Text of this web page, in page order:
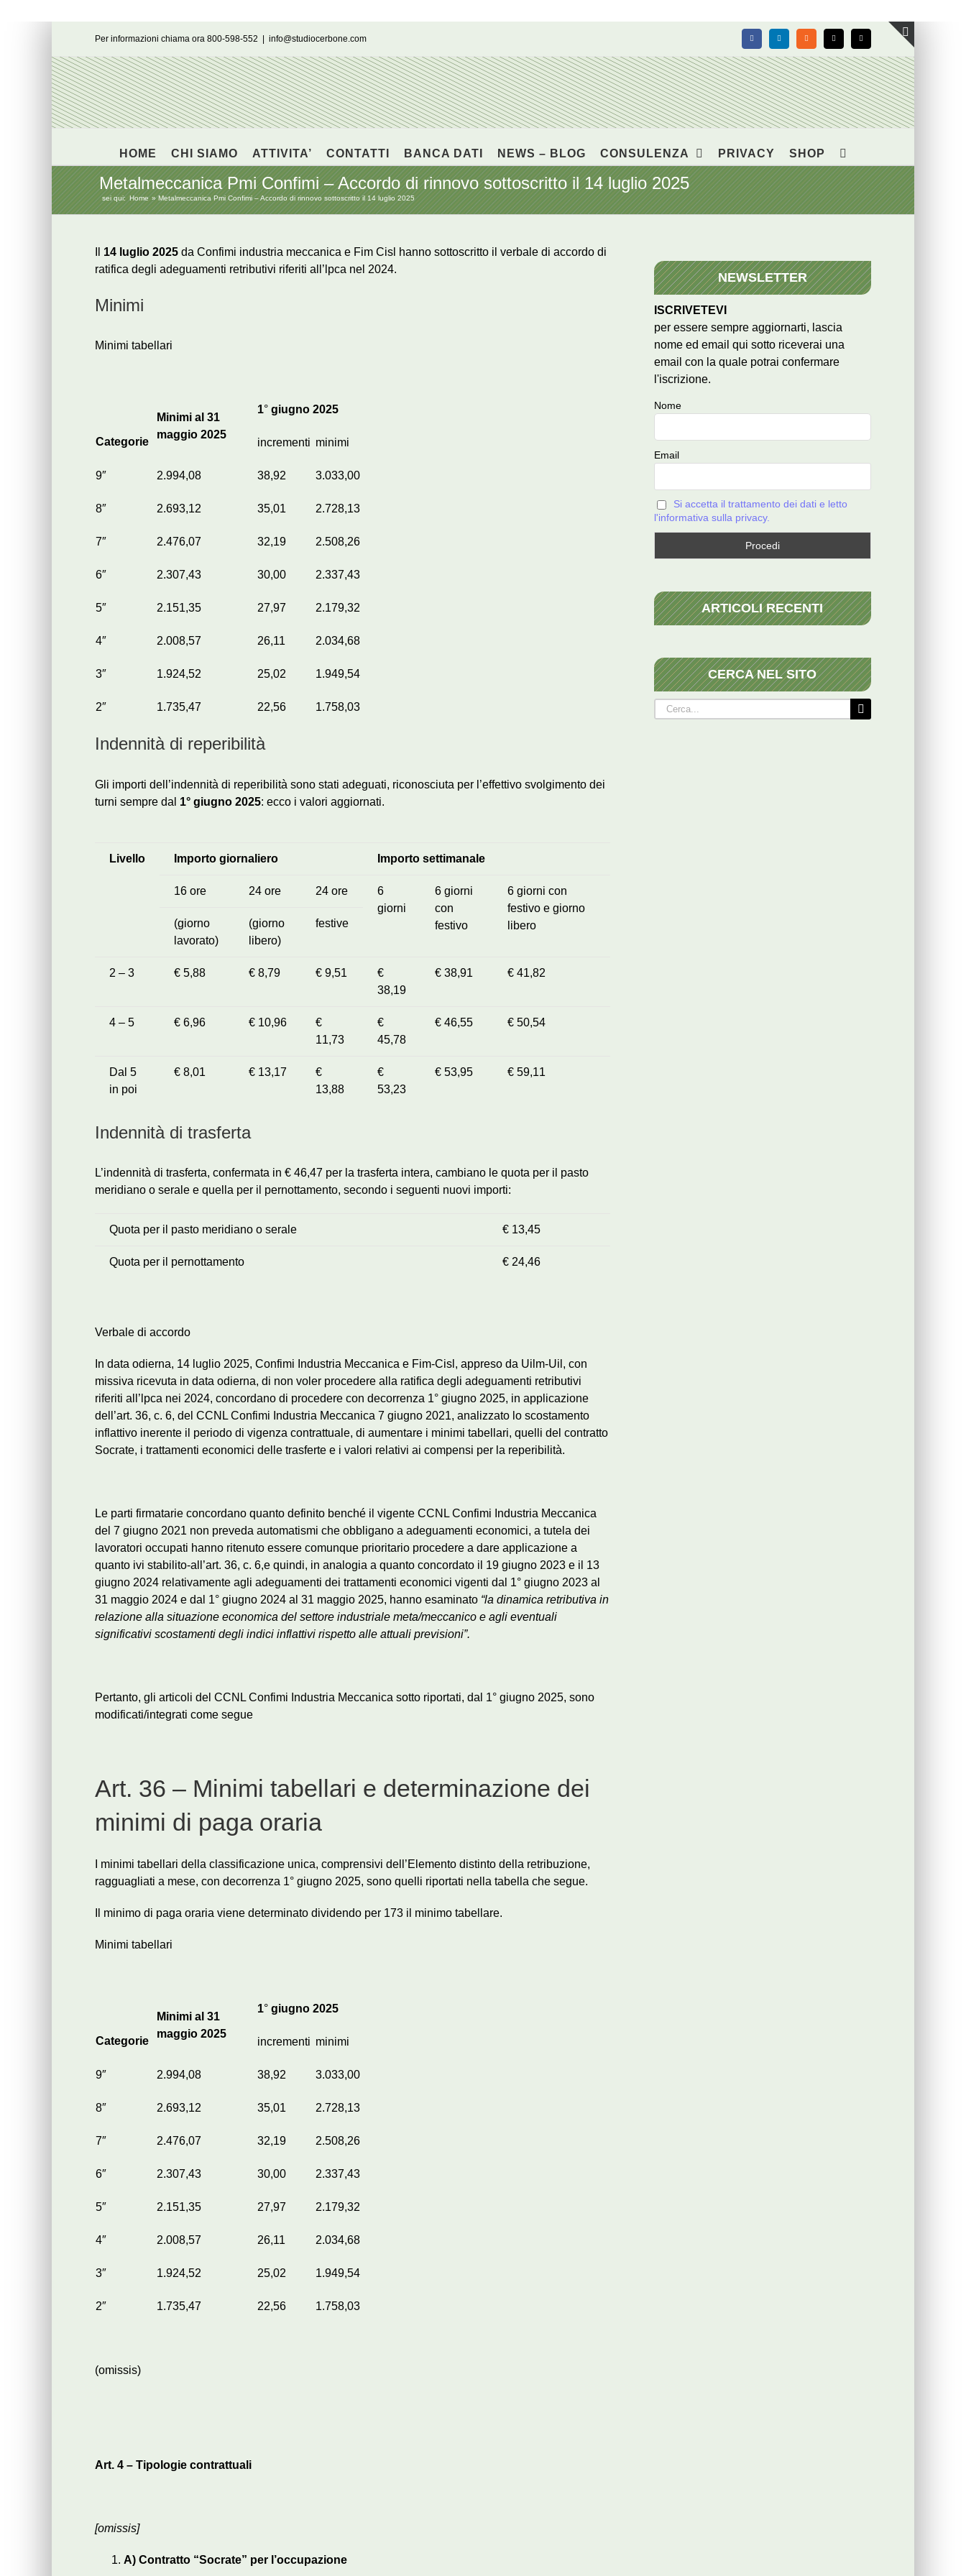
Per informazioni chiama ora 800-598-552 info@studiocerbone.com FacebookLinkedIn Rss X Email
HOME CHI SIAMO ATTIVITA’ CONTATTI BANCA DATI NEWS – BLOG CONSULENZA PRIVACY SHOP
Metalmeccanica Pmi Confimi – Accordo di rinnovo sottoscritto il 14 luglio 2025
sei qui: Home Metalmeccanica Pmi Confimi – Accordo di rinnovo sottoscritto il 14 luglio 2025
14 luglio 2025 da Confimi industria meccanica e Fim Cisl hanno sottoscritto il verbale di accordo di
ratifica degli adeguamenti retributivi riferiti all’lpca nel 2024.
Minimi
Minimi tabellari
Categorie
Minimi al 31
maggio 2025
1° giugno 2025
incrementi minimi
9″ 2.994,08 38,92 3.033,00
8″ 2.693,12 35,01 2.728,13
7″ 2.476,07 32,19 2.508,26
6″ 2.307,43 30,00 2.337,43
5″ 2.151,35 27,97 2.179,32
4″ 2.008,57 26,11 2.034,68
3″ 1.924,52 25,02 1.949,54
2″ 1.735,47 22,56 1.758,03
Indennità di reperibilità
Gli importi dell’indennità di reperibilità sono stati adeguati, riconosciuta per l’effettivo svolgimento dei
turni sempre dal 1° giugno 2025: ecco i valori aggiornati.
Livello Importo giornaliero Importo settimanale
16 ore 24 ore 24 ore
6
giorni
6 giorni
con
festivo
6 giorni con
festivo e giorno
libero
(giorno
lavorato)
(giorno
libero)
festive
2 – 3 € 5,88 € 8,79 € 9,51
€
38,19
€ 38,91 € 41,82
4 – 5 € 6,96 € 10,96
€
11,73
€
45,78
€ 46,55 € 50,54
Dal 5
in poi
€ 8,01 € 13,17
€
13,88
€
53,23
€ 53,95 € 59,11
Indennità di trasferta
L’indennità di trasferta, confermata in € 46,47 per la trasferta intera, cambiano le quota per il pasto
meridiano o serale e quella per il pernottamento, secondo i seguenti nuovi importi:
Quota per il pasto meridiano o serale € 13,45
Quota per il pernottamento € 24,46
Verbale di accordo
In data odierna, 14 luglio 2025, Confimi Industria Meccanica e Fim-Cisl, appreso da Uilm-Uil, con
missiva ricevuta in data odierna, di non voler procedere alla ratifica degli adeguamenti retributivi
riferiti all’lpca nei 2024, concordano di procedere con decorrenza 1° giugno 2025, in applicazione
dell’art. 36, c. 6, del CCNL Confimi Industria Meccanica 7 giugno 2021, analizzato lo scostamento
inflattivo inerente il periodo di vigenza contrattuale, di aumentare i minimi tabellari, quelli del contratto
Socrate, i trattamenti economici delle trasferte e i valori relativi ai compensi per la reperibilità.
Le parti firmatarie concordano quanto definito benché il vigente CCNL Confimi Industria Meccanica
del 7 giugno 2021 non preveda automatismi che obbligano a adeguamenti economici, a tutela dei
lavoratori occupati hanno ritenuto essere comunque prioritario procedere a dare applicazione a
quanto ivi stabilito-all’art. 36, c. 6,e quindi, in analogia a quanto concordato il 19 giugno 2023 e il 13
giugno 2024 relativamente agli adeguamenti dei trattamenti economici vigenti dal 1° giugno 2023 al
31 maggio 2024 e dal 1° giugno 2024 al 31 maggio 2025, hanno esaminato “la dinamica retributiva in
relazione alla situazione economica del settore industriale meta/meccanico e agli eventuali
significativi scostamenti degli indici inflattivi rispetto alle attuali previsioni”.
Pertanto, gli articoli del CCNL Confimi Industria Meccanica sotto riportati, dal 1° giugno 2025, sono
modificati/integrati come segue
Art. 36 – Minimi tabellari e determinazione dei
minimi di paga oraria
I minimi tabellari della classificazione unica, comprensivi dell’Elemento distinto della retribuzione,
ragguagliati a mese, con decorrenza 1° giugno 2025, sono quelli riportati nella tabella che segue.
Il minimo di paga oraria viene determinato dividendo per 173 il minimo tabellare.
Minimi tabellari
Categorie
Minimi al 31
maggio 2025
1° giugno 2025
incrementi minimi
9″ 2.994,08 38,92 3.033,00
8″ 2.693,12 35,01 2.728,13
7″ 2.476,07 32,19 2.508,26
6″ 2.307,43 30,00 2.337,43
5″ 2.151,35 27,97 2.179,32
4″ 2.008,57 26,11 2.034,68
3″ 1.924,52 25,02 1.949,54
2″ 1.735,47 22,56 1.758,03
(omissis)
Art. 4 – Tipologie contrattuali
[omissis]
A) Contratto “Socrate” per l’occupazione
NEWSLETTER
ISCRIVETEVI
per essere sempre aggiornarti, lascia
nome ed email qui sotto riceverai una
email con la quale potrai confermare
l'iscrizione.
Nome
Email
Si accetta il trattamento dei dati e letto
l'informativa sulla privacy.
ARTICOLI RECENTI
CERCA NEL SITO
Cerca
per:
Toggle
area
barra
scorrevole